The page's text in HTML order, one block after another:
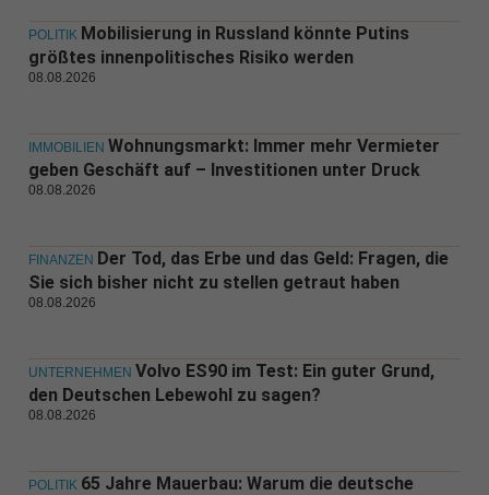
POLITIK Mobilisierung in Russland könnte Putins
größtes innenpolitisches Risiko werden
08.08.2026
IMMOBILIEN Wohnungsmarkt: Immer mehr Vermieter
geben Geschäft auf – Investitionen unter Druck
08.08.2026
FINANZEN Der Tod, das Erbe und das Geld: Fragen, die
Sie sich bisher nicht zu stellen getraut haben
08.08.2026
UNTERNEHMEN Volvo ES90 im Test: Ein guter Grund,
den Deutschen Lebewohl zu sagen?
08.08.2026
POLITIK 65 Jahre Mauerbau: Warum die deutsche